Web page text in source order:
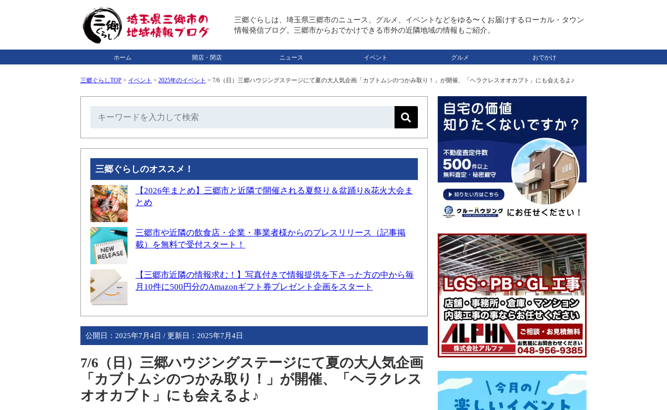
三郷ぐらしは、埼玉県三郷市のニュース、グルメ、イベントなどをゆる〜くお届けするローカル・タウン
情報発信ブログ。三郷市からおでかけできる市外の近隣地域の情報もご紹介。
ホーム 開店・閉店 ニュース イベント グルメ おでかけ
三郷ぐらしTOP > イベント > 2025年のイベント > 7/6（日）三郷ハウジングステージにて夏の大人気企画「カブトムシのつかみ取り！」が開催、「ヘラクレスオオカブト」にも会えるよ♪
三郷ぐらしのオススメ！
【2026年まとめ】三郷市と近隣で開催される夏祭り＆盆踊り&花火大会ま
とめ
三郷市や近隣の飲食店・企業・事業者様からのプレスリリース（記事掲
載）を無料で受付スタート！
【三郷市近隣の情報求む！】写真付きで情報提供を下さった方の中から毎
月10件に500円分のAmazonギフト券プレゼント企画をスタート
公開日： 2025年7月4日 / 更新日： 2025年7月4日
7/6（日）三郷ハウジングステージにて夏の大人気企画
「カブトムシのつかみ取り！」が開催、「ヘラクレス
オオカブト」にも会えるよ♪